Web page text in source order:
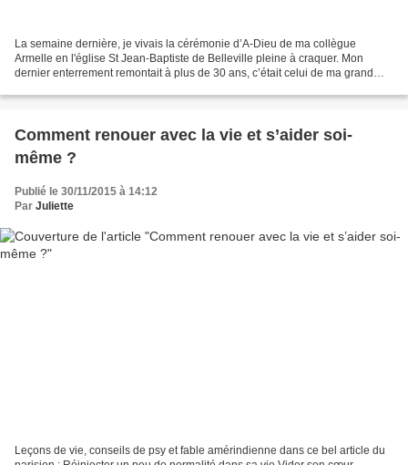
La semaine dernière, je vivais la cérémonie d’A-Dieu de ma collègue
Armelle en l'église St Jean-Baptiste de Belleville pleine à craquer. Mon
dernier enterrement remontait à plus de 30 ans, c’était celui de ma grand
Comment renouer avec la vie et s’aider soi-
même ?
Publié le 30/11/2015 à 14:12
Par Juliette
Leçons de vie, conseils de psy et fable amérindienne dans ce bel article du